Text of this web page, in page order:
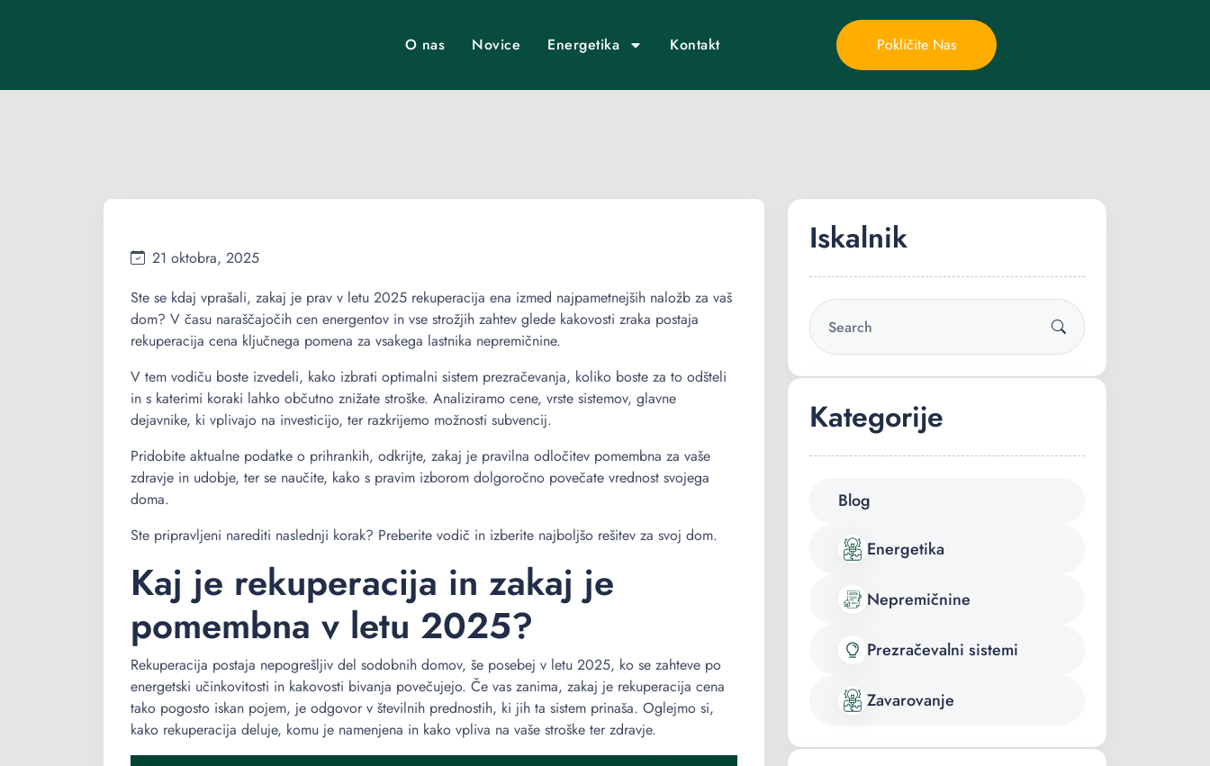
O nas Novice Energetika Kontakt Pokličite Nas
21 oktobra, 2025
Ste se kdaj vprašali, zakaj je prav v letu 2025 rekuperacija ena izmed najpametnejših naložb za vaš
dom? V času naraščajočih cen energentov in vse strožjih zahtev glede kakovosti zraka postaja
rekuperacija cena ključnega pomena za vsakega lastnika nepremičnine.
V tem vodiču boste izvedeli, kako izbrati optimalni sistem prezračevanja, koliko boste za to odšteli
in s katerimi koraki lahko občutno znižate stroške. Analiziramo cene, vrste sistemov, glavne
dejavnike, ki vplivajo na investicijo, ter razkrijemo možnosti subvencij.
Pridobite aktualne podatke o prihrankih, odkrijte, zakaj je pravilna odločitev pomembna za vaše
zdravje in udobje, ter se naučite, kako s pravim izborom dolgoročno povečate vrednost svojega
doma.
Ste pripravljeni narediti naslednji korak? Preberite vodič in izberite najboljšo rešitev za svoj dom.
Kaj je rekuperacija in zakaj je
pomembna v letu 2025?
Rekuperacija postaja nepogrešljiv del sodobnih domov, še posebej v letu 2025, ko se zahteve po
energetski učinkovitosti in kakovosti bivanja povečujejo. Če vas zanima, zakaj je rekuperacija cena
tako pogosto iskan pojem, je odgovor v številnih prednostih, ki jih ta sistem prinaša. Oglejmo si,
kako rekuperacija deluje, komu je namenjena in kako vpliva na vaše stroške ter zdravje.
Iskalnik
Kategorije
Blog
Energetika
Nepremičnine
Prezračevalni sistemi
Zavarovanje